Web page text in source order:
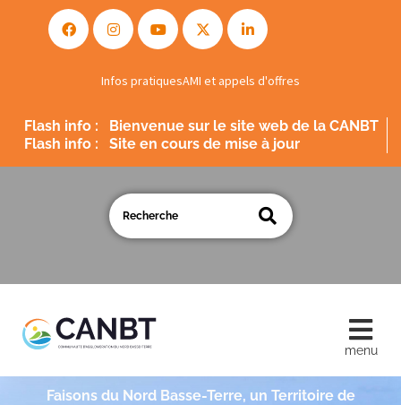
Flash info :
Bienvenue sur le site web de la CANBT
Flash info :
Site en cours de mise à jour
Infos pratiquesAMI et appels d'offres
Faisons du Nord Basse-Terre, un Territoire de